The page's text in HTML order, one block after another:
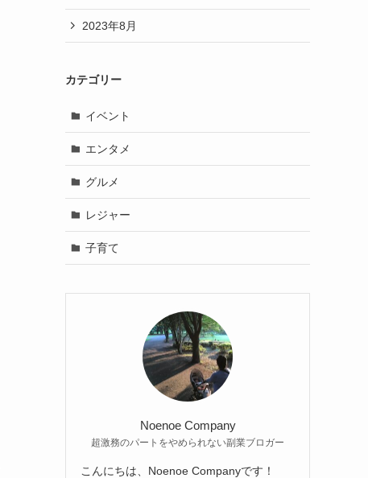
2023年8月
カテゴリー
イベント
エンタメ
グルメ
レジャー
子育て
Noenoe Company
超激務のパートをやめられない副業ブロガー
こんにちは、Noenoe Companyです！